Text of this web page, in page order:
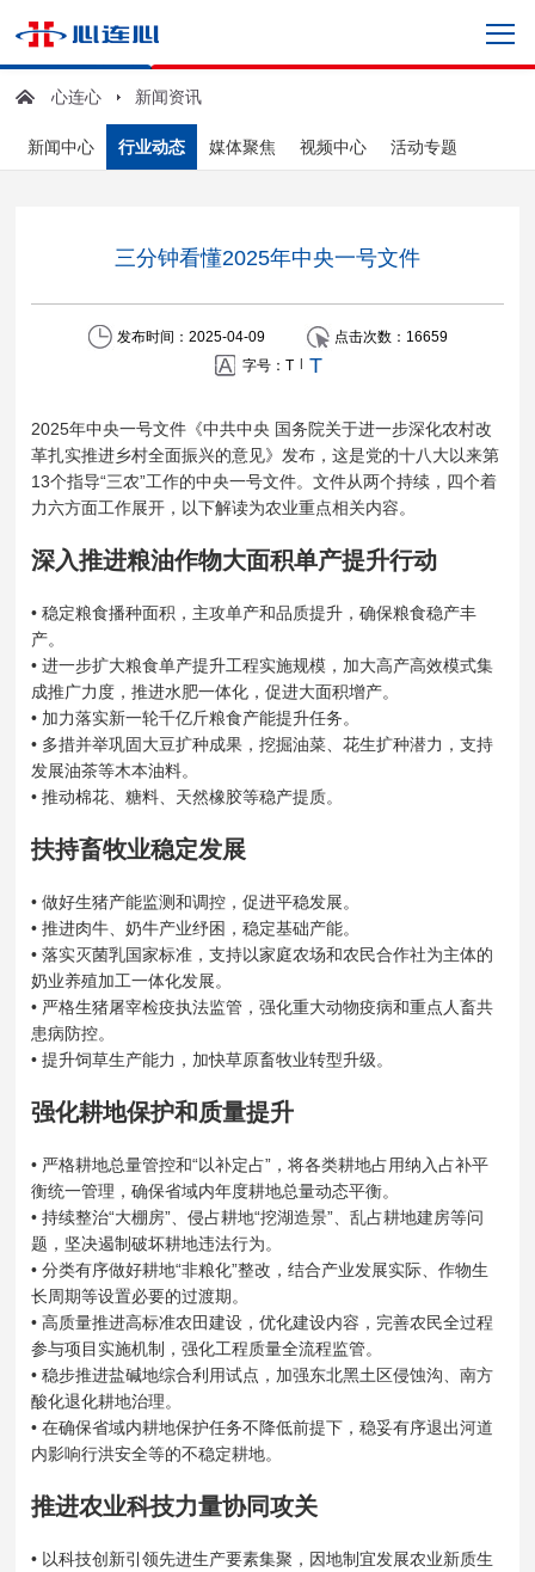
心连心 新闻资讯
新闻中心 行业动态 媒体聚焦 视频中心 活动专题
三分钟看懂2025年中央一号文件
发布时间：2025-04-09 点击次数： 16659
字号： T | T
2025年中央一号文件 《中共中央 国务院关于进一步深化农村改
革扎实推进乡村全面振兴的意见》 发布，这是党的十八大以来第
13个指导“三农”工作的中央一号文件。文件从两个持续，四个着
力六方面工作展开，以下解读为农业重点相关内容。
深入推进粮油作物大面积单产提升行动
• 稳定粮食播种面积，主攻单产和品质提升，确保粮食稳产丰
产。
• 进一步扩大粮食单产提升工程实施规模，加大高产高效模式集
成推广力度，推进水肥一体化，促进大面积增产。
• 加力落实新一轮千亿斤粮食产能提升任务。
• 多措并举巩固大豆扩种成果，挖掘油菜、花生扩种潜力，支持
发展油茶等木本油料。
• 推动棉花、糖料、天然橡胶等稳产提质。
扶持畜牧业稳定发展
• 做好生猪产能监测和调控，促进平稳发展。
• 推进肉牛、奶牛产业纾困，稳定基础产能。
• 落实灭菌乳国家标准，支持以家庭农场和农民合作社为主体的
奶业养殖加工一体化发展。
• 严格生猪屠宰检疫执法监管，强化重大动物疫病和重点人畜共
患病防控。
• 提升饲草生产能力，加快草原畜牧业转型升级。
强化耕地保护和质量提升
• 严格耕地总量管控和“以补定占”，将各类耕地占用纳入占补平
衡统一管理，确保省域内年度耕地总量动态平衡。
• 持续整治“大棚房”、侵占耕地“挖湖造景”、乱占耕地建房等问
题，坚决遏制破坏耕地违法行为。
• 分类有序做好耕地“非粮化”整改，结合产业发展实际、作物生
长周期等设置必要的过渡期。
• 高质量推进高标准农田建设，优化建设内容，完善农民全过程
参与项目实施机制，强化工程质量全流程监管。
• 稳步推进盐碱地综合利用试点，加强东北黑土区侵蚀沟、南方
酸化退化耕地治理。
• 在确保省域内耕地保护任务不降低前提下，稳妥有序退出河道
内影响行洪安全等的不稳定耕地。
推进农业科技力量协同攻关
• 以科技创新引领先进生产要素集聚，因地制宜发展农业新质生